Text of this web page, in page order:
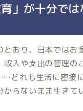
育」が十分で
とおり、日本ではお
収入や支出の管理の
どれも生活に密接
からないまま生きて